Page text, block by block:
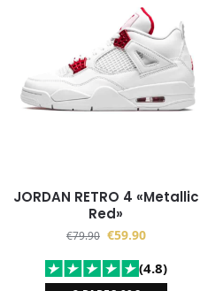
JORDAN RETRO 4 «Metallic
Red»
€79.90 €59.90
(4.8)